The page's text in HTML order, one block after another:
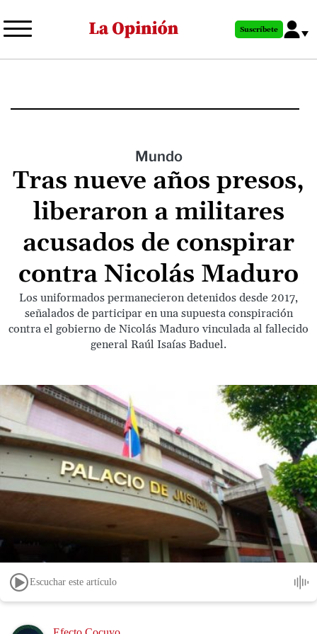
al
principal
Suscríbete
Mundo
Tras nueve años presos,
liberaron a militares
acusados de conspirar
contra Nicolás Maduro
Los uniformados permanecieron detenidos desde 2017,
señalados de participar en una supuesta conspiración
contra el gobierno de Nicolás Maduro vinculada al fallecido
general Raúl Isaías Baduel.
Escuchar este artículo